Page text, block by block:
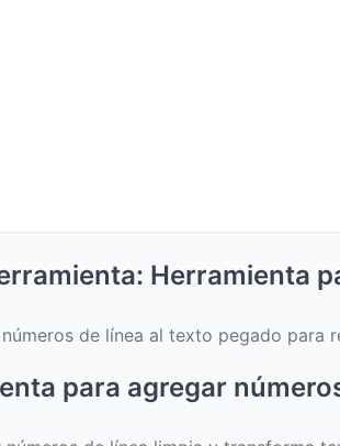
Herramienta
de línea al texto pegado para
para agregar